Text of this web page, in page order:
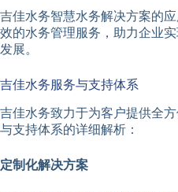
吉佳水务智慧水务解决方案的
效的水务管理服务，助力企业
发展。
吉佳水务服务与支持体系
吉佳水务致力于为客户提供全
与支持体系的详细解析：
定制化解决方案